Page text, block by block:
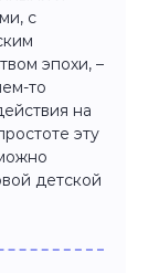
с
эпохи, –
то
на
эту
детской